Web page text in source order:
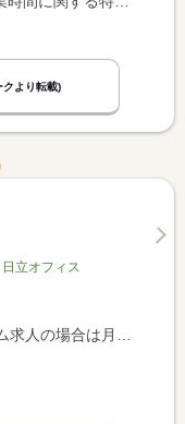
クより転載)
立オフィス
場合は時間額を表示しています。